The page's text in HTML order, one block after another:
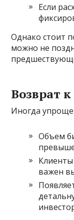
Если
Однако стоит
можно не
Возврат
Иногда
Объем
важен